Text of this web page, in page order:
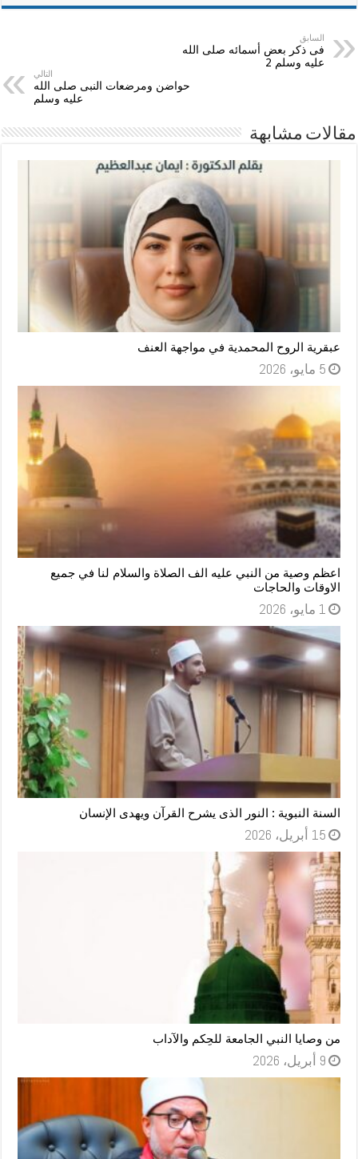
السابق
فى ذكر بعض أسمائه صلى الله
عليه وسلم 2
التالي
حواضن ومرضعات النبى صلى الله
عليه وسلم
مقالات مشابهة
عبقرية الروح المحمدية في مواجهة العنف
5 مايو، 2026
اعظم وصية من النبي عليه الف الصلاة والسلام لنا في جميع
الاوقات والحاجات
1 مايو، 2026
السنة النبوية : النور الذى يشرح القرآن ويهدى الإنسان
15 أبريل، 2026
من وصايا النبي الجامعة للحِكم والآداب
9 أبريل، 2026